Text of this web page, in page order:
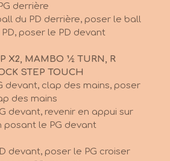
derrière
du PD derrière, poser le ball
poser le PD devant
X2, MAMBO ½ TURN, R
STEP TOUCH
devant, clap des mains, poser
des mains
devant, revenir en appui sur
en posant le PG devant
devant, poser le PG croiser